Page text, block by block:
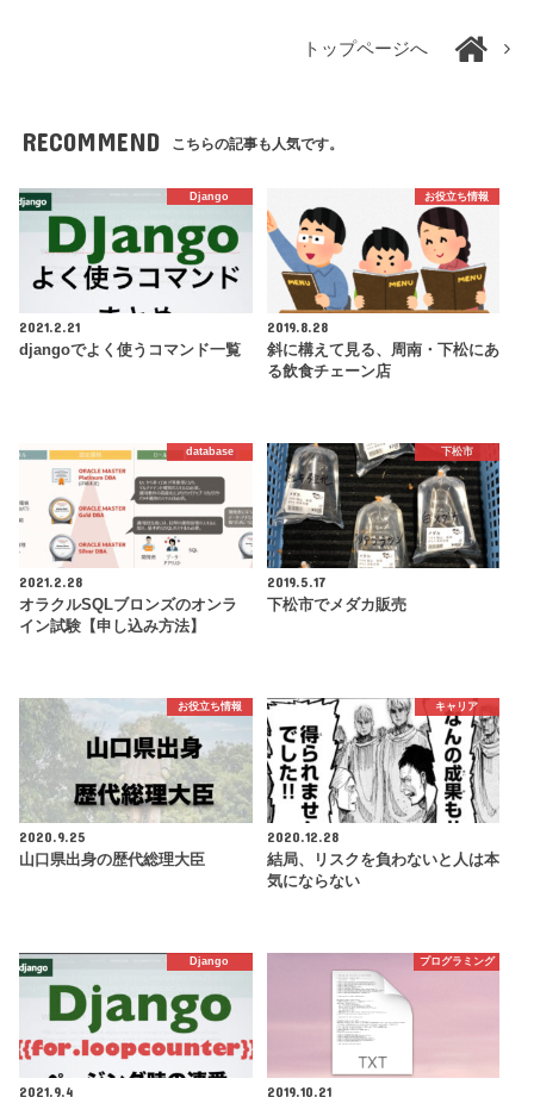
トップページへ
RECOMMEND こちらの記事も人気です。
Django
2021.2.21
djangoでよく使うコマンド一覧
お役立ち情報
2019.8.28
斜に構えて見る、周南・下松にあ
る飲食チェーン店
database
2021.2.28
オラクルSQLブロンズのオンラ
イン試験【申し込み方法】
下松市
2019.5.17
下松市でメダカ販売
お役立ち情報
2020.9.25
山口県出身の歴代総理大臣
キャリア
2020.12.28
結局、リスクを負わないと人は本
気にならない
Django
2021.9.4
プログラミング
2019.10.21